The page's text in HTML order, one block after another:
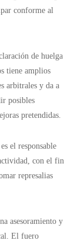
conforme al
de huelga
tiene amplios
arbitrales y da a
posibles
pretendidas.
el responsable
con el fin
represalias
asesoramiento y
El fuero